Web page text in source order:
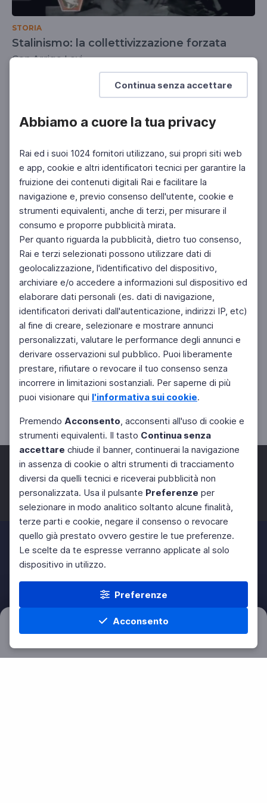
Continua senza accettare
Abbiamo a cuore la tua privacy
Rai ed i suoi 1024 fornitori utilizzano, sui propri siti web
e app, cookie e altri identificatori tecnici per garantire la
fruizione dei contenuti digitali Rai e facilitare la
navigazione e, previo consenso dell'utente, cookie e
strumenti equivalenti, anche di terzi, per misurare il
consumo e proporre pubblicità mirata.
Per quanto riguarda la pubblicità, dietro tuo consenso,
Rai e terzi selezionati possono utilizzare dati di
geolocalizzazione, l'identificativo del dispositivo,
archiviare e/o accedere a informazioni sul dispositivo ed
elaborare dati personali (es. dati di navigazione,
identificatori derivati dall'autenticazione, indirizzi IP, etc)
al fine di creare, selezionare e mostrare annunci
personalizzati, valutare le performance degli annunci e
derivare osservazioni sul pubblico. Puoi liberamente
prestare, rifiutare o revocare il tuo consenso senza
incorrere in limitazioni sostanziali. Per saperne di più
puoi visionare qui l'informativa sui cookie.
Premendo Acconsento, acconsenti all'uso di cookie e
strumenti equivalenti. Il tasto Continua senza
accettare chiude il banner, continuerai la navigazione
in assenza di cookie o altri strumenti di tracciamento
diversi da quelli tecnici e riceverai pubblicità non
personalizzata. Usa il pulsante Preferenze per
selezionare in modo analitico soltanto alcune finalità,
terze parti e cookie, negare il consenso o revocare
quello già prestato ovvero gestire le tue preferenze.
Le scelte da te espresse verranno applicate al solo
dispositivo in utilizzo.
Preferenze
Acconsento
Home Materie Cerca Menu
STORIA
Stalinismo: la collettivizzazione forzata
Con Arrigo Levi
Filtri Azzera
Facebook Twitter Instagram